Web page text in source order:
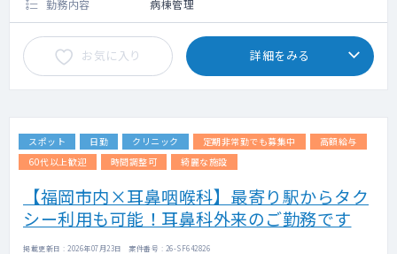
勤務内容 病棟管理
お気に入り 詳細をみる
スポット 日勤 クリニック 定期非常勤でも募集中
高額給与
60代以上歓迎
時間調整可 綺麗な施設
【福岡市内×耳鼻咽喉科】最寄り駅からタク
シー利用も可能！耳鼻科外来のご勤務です
掲載更新日 : 2026年07月23日 案件番号 : 26-SF642826